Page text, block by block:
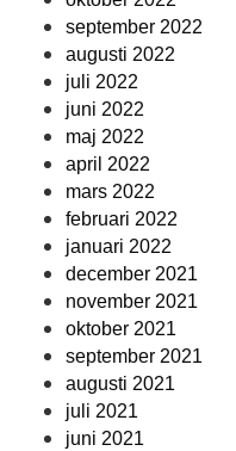
september 2022
augusti 2022
juli 2022
juni 2022
maj 2022
april 2022
mars 2022
februari 2022
januari 2022
december 2021
november 2021
oktober 2021
september 2021
augusti 2021
juli 2021
juni 2021